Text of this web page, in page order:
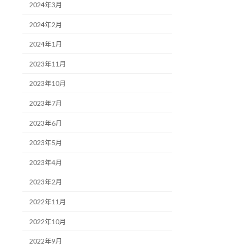
2024年3月
2024年2月
2024年1月
2023年11月
2023年10月
2023年7月
2023年6月
2023年5月
2023年4月
2023年2月
2022年11月
2022年10月
2022年9月